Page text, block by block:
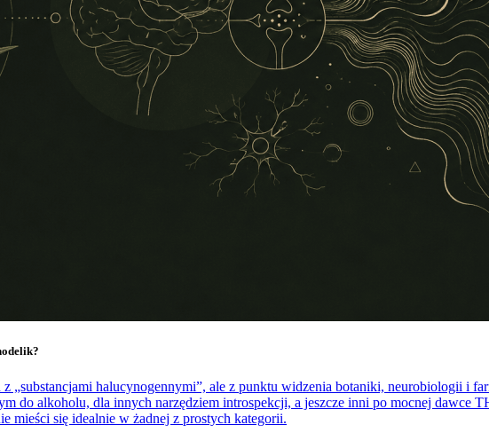
„substancjami halucynogennymi”, ale z punktu widzenia botaniki, neurobiologii i
do alkoholu, dla innych narzędziem introspekcji, a jeszcze inni po mocnej dawce
mieści się idealnie w żadnej z prostych kategorii.